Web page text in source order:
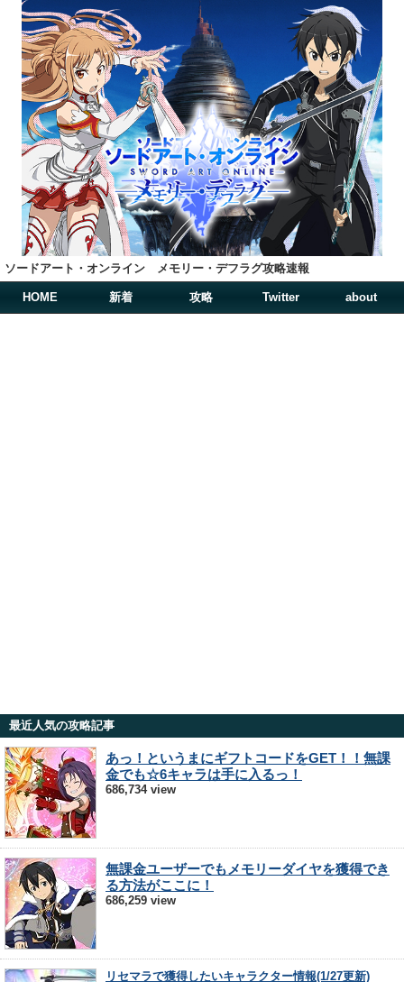
ソードアート・オンライン メモリー・デフラグ攻略速報
HOME 新着 攻略 Twitter about
最近人気の攻略記事
あっ！というまにギフトコードをGET！！無課
金でも☆6キャラは手に入るっ！
686,734 view
無課金ユーザーでもメモリーダイヤを獲得でき
る方法がここに！
686,259 view
リセマラで獲得したいキャラクター情報(1/27更新)